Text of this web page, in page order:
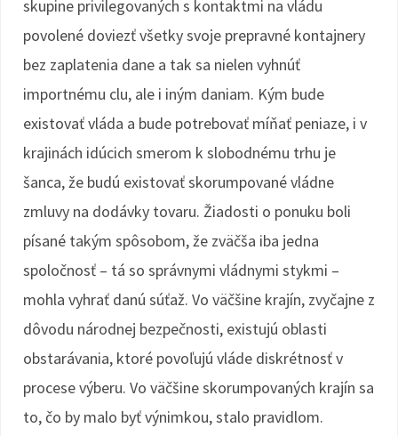
skupine privilegovaných s kontaktmi na vládu
povolené doviezť všetky svoje prepravné kontajnery
bez zaplatenia dane a tak sa nielen vyhnúť
importnému clu, ale i iným daniam. Kým bude
existovať vláda a bude potrebovať míňať peniaze, i v
krajinách idúcich smerom k slobodnému trhu je
šanca, že budú existovať skorumpované vládne
zmluvy na dodávky tovaru. Žiadosti o ponuku boli
písané takým spôsobom, že zväčša iba jedna
spoločnosť – tá so správnymi vládnymi stykmi –
mohla vyhrať danú súťaž. Vo väčšine krajín, zvyčajne z
dôvodu národnej bezpečnosti, existujú oblasti
obstarávania, ktoré povoľujú vláde diskrétnosť v
procese výberu. Vo väčšine skorumpovaných krajín sa
to, čo by malo byť výnimkou, stalo pravidlom.